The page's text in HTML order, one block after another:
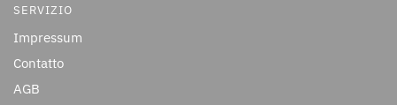
SERVIZIO
Impressum
Contatto
AGB